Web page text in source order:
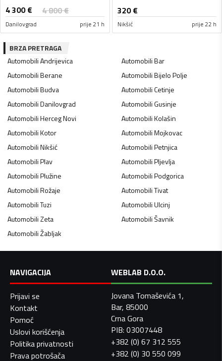
4 300€ 4 800€
Danilovgrad prije 21 h
320€
Nikšić prije 22 h
BRZA PRETRAGA
AutomobiliAndrijevica AutomobiliBar
AutomobiliBerane AutomobiliBijelo Polje
AutomobiliBudva AutomobiliCetinje
AutomobiliDanilovgrad AutomobiliGusinje
AutomobiliHerceg Novi AutomobiliKolašin
AutomobiliKotor AutomobiliMojkovac
AutomobiliNikšić AutomobiliPetnjica
AutomobiliPlav AutomobiliPljevlja
AutomobiliPlužine AutomobiliPodgorica
AutomobiliRožaje AutomobiliTivat
AutomobiliTuzi AutomobiliUlcinj
AutomobiliZeta AutomobiliŠavnik
AutomobiliŽabljak
NAVIGACIJA
Prijavi se
Kontakt
Pomoć
Uslovi korišćenja
Politika privatnosti
Prava potrošača
WEBLAB D.O.O.
Jovana Tomaševića 1,
Bar, 85000
Crna Gora
PIB: 03007448
+382 (0) 67 312 555
+382 (0) 30 550 099